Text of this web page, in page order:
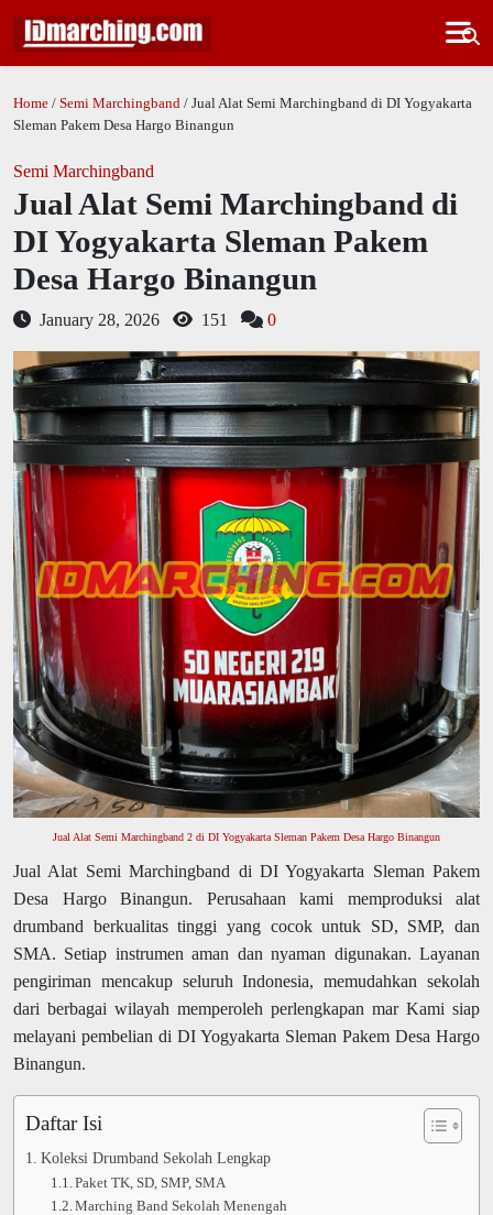
Home / Semi Marchingband / Jual Alat Semi Marchingband di DI Yogyakarta
Sleman Pakem Desa Hargo Binangun
Semi Marchingband
Jual Alat Semi Marchingband di
DI Yogyakarta Sleman Pakem
Desa Hargo Binangun
January 28, 2026 151 0
Jual Alat Semi Marchingband 2 di DI Yogyakarta Sleman Pakem Desa Hargo Binangun
Jual Alat Semi Marchingband di DI Yogyakarta Sleman Pakem
Desa Hargo Binangun. Perusahaan kami memproduksi alat
drumband berkualitas tinggi yang cocok untuk SD, SMP, dan
SMA. Setiap instrumen aman dan nyaman digunakan. Layanan
pengiriman mencakup seluruh Indonesia, memudahkan sekolah
dari berbagai wilayah memperoleh perlengkapan mar Kami siap
melayani pembelian di DI Yogyakarta Sleman Pakem Desa Hargo
Binangun.
Daftar Isi
Koleksi Drumband Sekolah Lengkap
Paket TK, SD, SMP, SMA
Marching Band Sekolah Menengah